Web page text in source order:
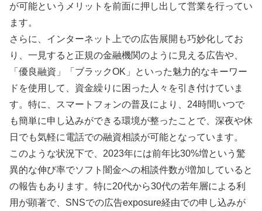
が可能というメリットを前面に押し出して営業を行ってい
ます。
さらに、インターネット上での広告展開も巧妙化してお
り、一見すると正規の金融機関のように見える広告や、
「優良融資」「ブラックOK」といった魅力的なキーワー
ドを使用して、資金繰りに困った人々を引き付けていま
す。特に、スマートフォンの普及により、24時間いつで
も簡単に申し込みができる環境が整ったことで、深夜や休
日でも気軽に電話での融資相談が可能となっています。
このような状況下で、2023年には前年比30%増という驚
異的な伸び率でソフト闇金への相談件数が増加していると
の報告もあります。特に20代から30代の若年層による利
用が顕著で、SNSでの広告exposure経由での申し込みが